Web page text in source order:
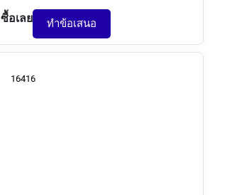
ซื้อเลย ทำข้อเสนอ
16416